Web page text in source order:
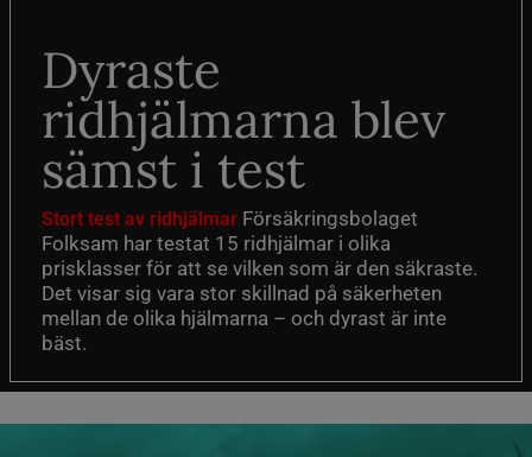
Dyraste
ridhjälmarna blev
sämst i test
Stort test av ridhjälmar Försäkringsbolaget
Folksam har testat 15 ridhjälmar i olika
prisklasser för att se vilken som är den säkraste.
Det visar sig vara stor skillnad på säkerheten
mellan de olika hjälmarna – och dyrast är inte
bäst.